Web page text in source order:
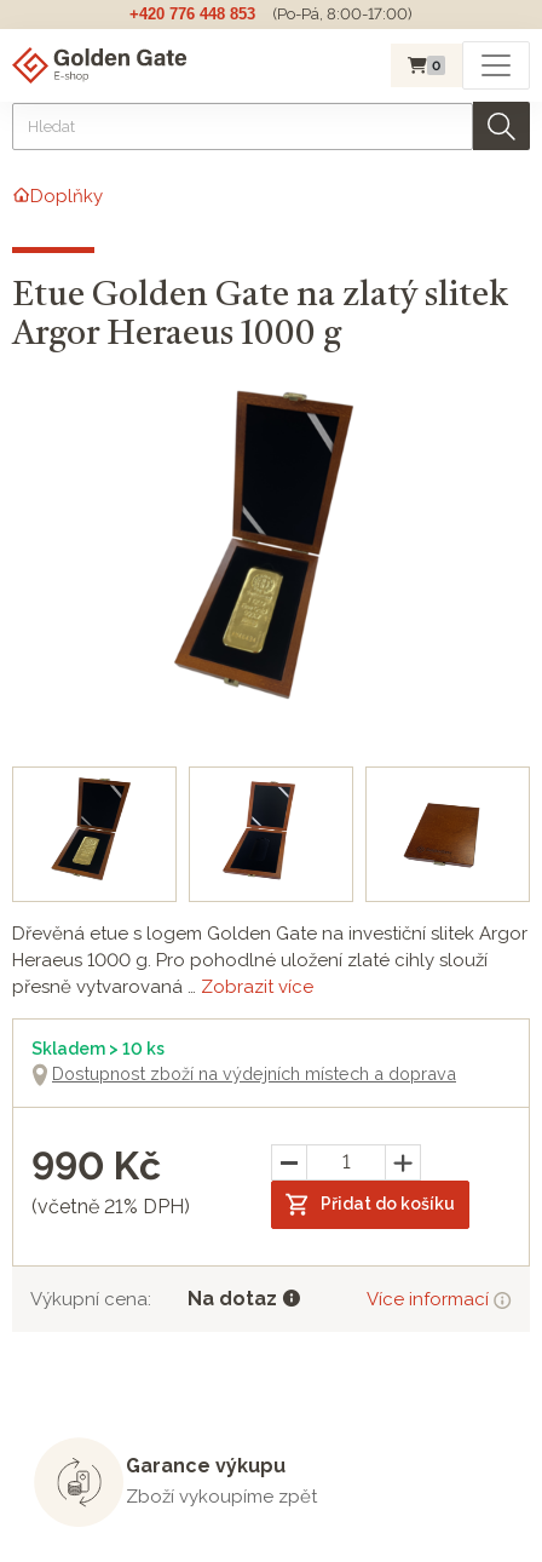
+420 776 448 853 (Po-Pá, 8:00-17:00)
0
Doplňky
Etue Golden Gate na zlatý slitek
Argor Heraeus 1000 g
Dřevěná etue s logem Golden Gate na investiční slitek Argor
Heraeus 1000 g. Pro pohodlné uložení zlaté cihly slouží
přesně vytvarovaná … Zobrazit více
Skladem > 10 ks
Dostupnost zboží na výdejních místech a doprava
990 Kč
(včetně 21% DPH) Přidat do košíku
Výkupní cena: Na dotaz Více informací
Garance výkupu
Zboží vykoupíme zpět